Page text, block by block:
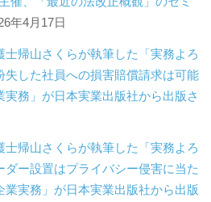
年4月17日
帰山さくらが執筆した「実務よろ
失した社員への損害賠償請求は可能
務」が日本実業出版社から出版さ
帰山さくらが執筆した「実務よろ
ー設置はプライバシー侵害に当た
業実務」が日本実業出版社から出版